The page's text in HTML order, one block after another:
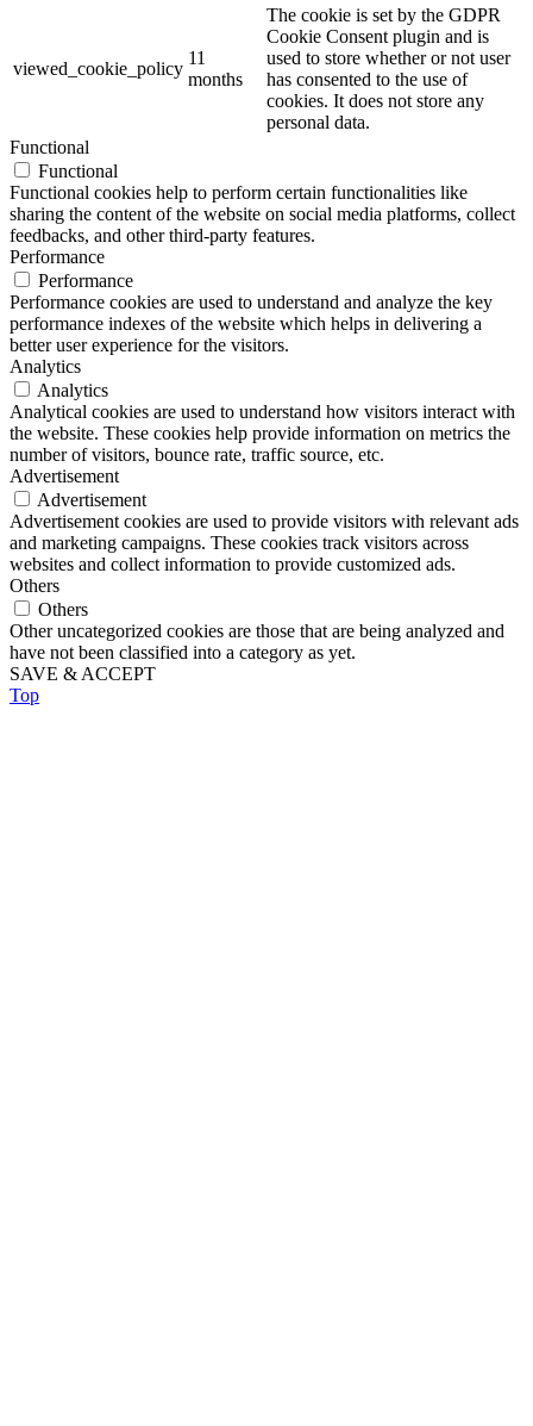
viewed_cookie_policy
11
months
The cookie is set by the GDPR
Cookie Consent plugin and is
used to store whether or not user
has consented to the use of
cookies. It does not store any
personal data.
Functional
Functional
Functional cookies help to perform certain functionalities like
sharing the content of the website on social media platforms, collect
feedbacks, and other third-party features.
Performance
Performance
Performance cookies are used to understand and analyze the key
performance indexes of the website which helps in delivering a
better user experience for the visitors.
Analytics
Analytics
Analytical cookies are used to understand how visitors interact with
the website. These cookies help provide information on metrics the
number of visitors, bounce rate, traffic source, etc.
Advertisement
Advertisement
Advertisement cookies are used to provide visitors with relevant ads
and marketing campaigns. These cookies track visitors across
websites and collect information to provide customized ads.
Others
Others
Other uncategorized cookies are those that are being analyzed and
have not been classified into a category as yet.
SAVE & ACCEPT
Top